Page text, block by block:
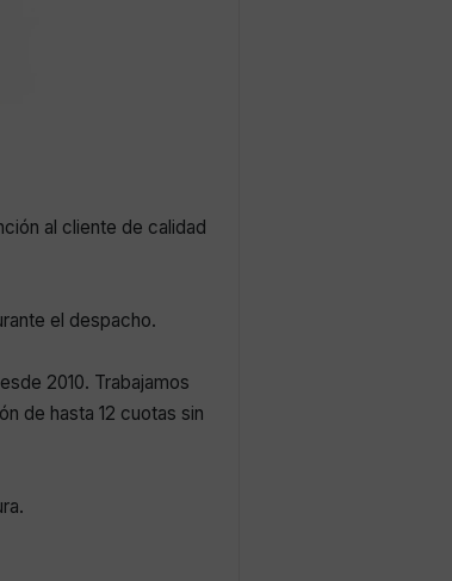
al cliente de calidad
el despacho.
2010. Trabajamos
de hasta 12 cuotas sin